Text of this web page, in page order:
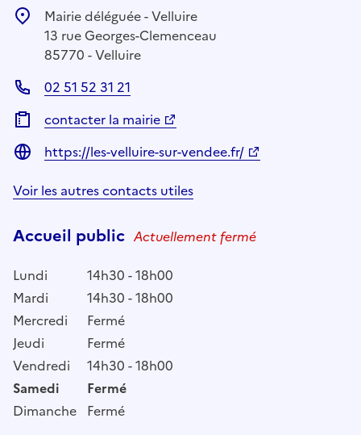
Mairie déléguée - Velluire
13 rue Georges-Clemenceau
85770 - Velluire
02 51 52 31 21
contacter la mairie
https://les-velluire-sur-vendee.fr/
Voir les autres contacts utiles
Accueil public Actuellement fermé
Lundi
14h30 - 18h00
Mardi
14h30 - 18h00
Mercredi
Fermé
Jeudi
Fermé
Vendredi
14h30 - 18h00
Samedi
Fermé
Dimanche Fermé